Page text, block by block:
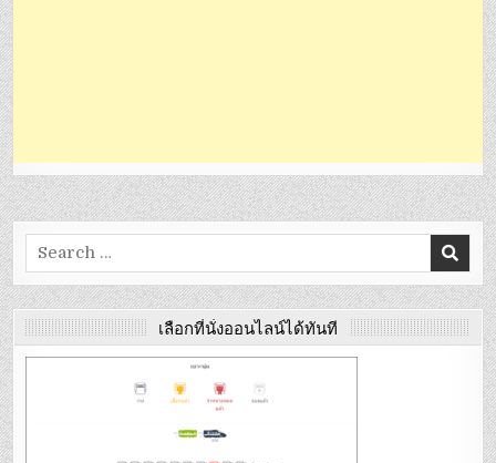
Search
for:
เลือกที่นั่งออนไลน์ได้ทันที